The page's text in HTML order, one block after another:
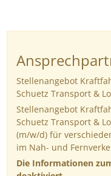
Stellenangebot
Schuetz Transport &
Stellenangebot
Schuetz Transport &
(m/w/d) für
im Nah- und
Die Informationen